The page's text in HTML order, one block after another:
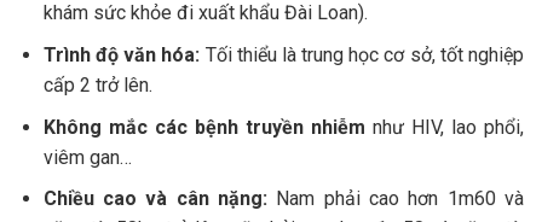
khám sức khỏe đi xuất khẩu Đài Loan).
Trình độ văn hóa: Tối thiểu là trung học cơ sở, tốt nghiệp
cấp 2 trở lên.
Không mắc các bệnh truyền nhiễm như HIV, lao phổi,
viêm gan…
Chiều cao và cân nặng: Nam phải cao hơn 1m60 và